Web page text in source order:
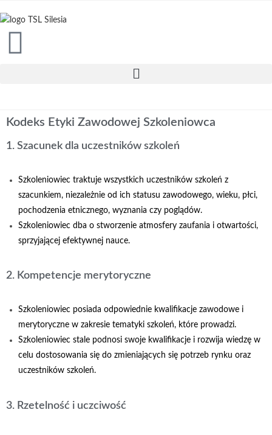
Kodeks Etyki Zawodowej Szkoleniowca
1. Szacunek dla uczestników szkoleń
Szkoleniowiec traktuje wszystkich uczestników szkoleń z
szacunkiem, niezależnie od ich statusu zawodowego, wieku, płci,
pochodzenia etnicznego, wyznania czy poglądów.
Szkoleniowiec dba o stworzenie atmosfery zaufania i otwartości,
sprzyjającej efektywnej nauce.
2. Kompetencje merytoryczne
Szkoleniowiec posiada odpowiednie kwalifikacje zawodowe i
merytoryczne w zakresie tematyki szkoleń, które prowadzi.
Szkoleniowiec stale podnosi swoje kwalifikacje i rozwija wiedzę w
celu dostosowania się do zmieniających się potrzeb rynku oraz
uczestników szkoleń.
3. Rzetelność i uczciwość